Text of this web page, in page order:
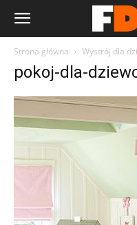
Strona główna Wystrój dla
pokoj-dla-